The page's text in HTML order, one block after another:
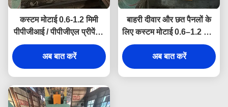
कस्टम मोटाई 0.6-1.2 मिमी
पीपीजीआई / पीपीजीएल प्रीपेंटेड
गैल्वेनाइज्ड कलर कोटेड स्टील
कॉइल्स और शीट्स
अब बात करें
बाहरी दीवार और छत पैनलों के
लिए कस्टम मोटाई 0.6–1.2 मिमी
पीपीजीआई रंग मुद्रित गैल्वेनाइज्ड
स्टील कॉइल
अब बात करें